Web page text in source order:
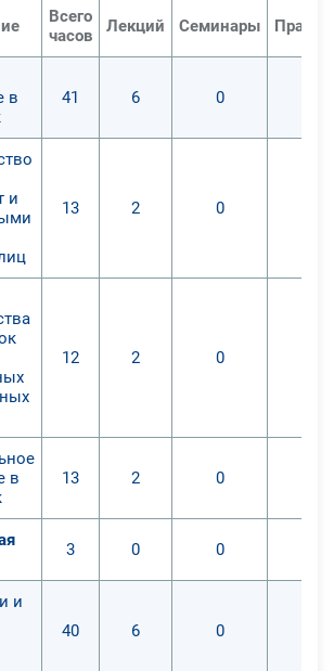
Всего
часов
Лекций Семинары
в
41 6 0
и
13 2 0
12 2 0
в
13 2 0
3 0 0
и
40 6 0